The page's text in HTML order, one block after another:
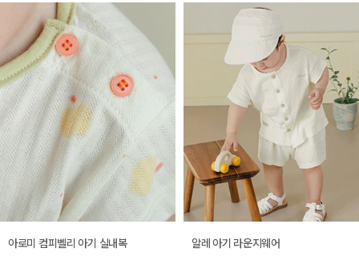
아로미 컴피벨리 아기 실내복 알레 아기 라운지웨어